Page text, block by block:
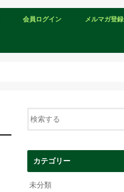
会員ログイン メルマガ登録
カテゴリー
未分類